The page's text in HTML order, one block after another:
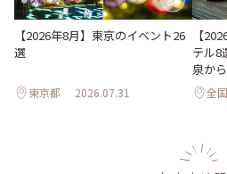
【2026年8月】東京のイベント26
選
東京都 2026.07.31
【
テル8
泉か
全国